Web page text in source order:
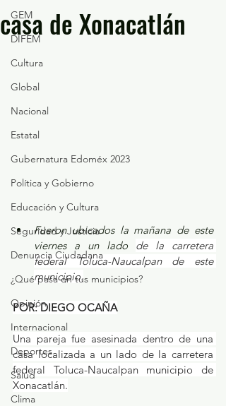
GEM
DIFEM
Cultura
Global
Nacional
Estatal
Gubernatura Edoméx 2023
Política y Gobierno
Educación y Cultura
Seguridad y Justicia
Denuncia Ciudadana
¿Qué pasa en tus municipios?
Opinión
Internacional
Deportes
Salud
Clima
casa de Xonacatlán
Fueron ubicados la mañana de este
viernes a un lado de la carretera
federal Toluca-Naucalpan de este
municipio.
POR: DIEGO OCAÑA
Una pareja fue asesinada dentro de una
casa localizada a un lado de la carretera
federal Toluca-Naucalpan municipio de
Xonacatlán.